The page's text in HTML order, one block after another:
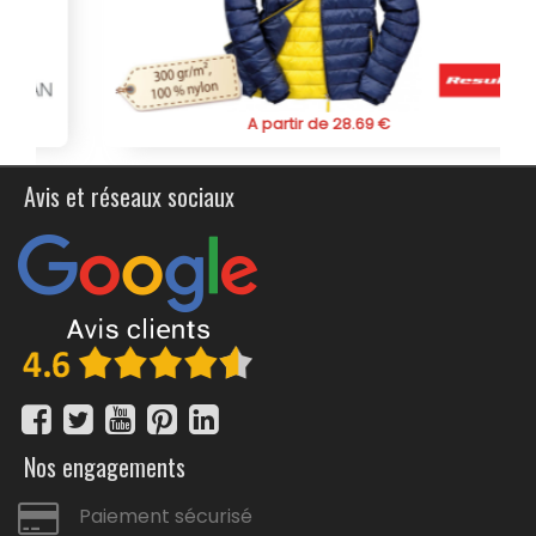
pour une équipe sportive, un événement promotionnel
ou simplement pour votre propre usage, cette
doudoune légère avec capuche pour homme est un
choix parfait. Optez pour la qualité, la chaleur et le style
avec notre doudoune personnalisée avec capuche pour
homme. Soyez prêt à affronter les intempéries tout en
aujourd'hui pour passer votre commande et profitez de
la personnalisation qui vous correspond le mieux.
Disponible en version
Femme
A partir de 28.69 €
Avis et réseaux sociaux
Nos engagements
Paiement sécurisé